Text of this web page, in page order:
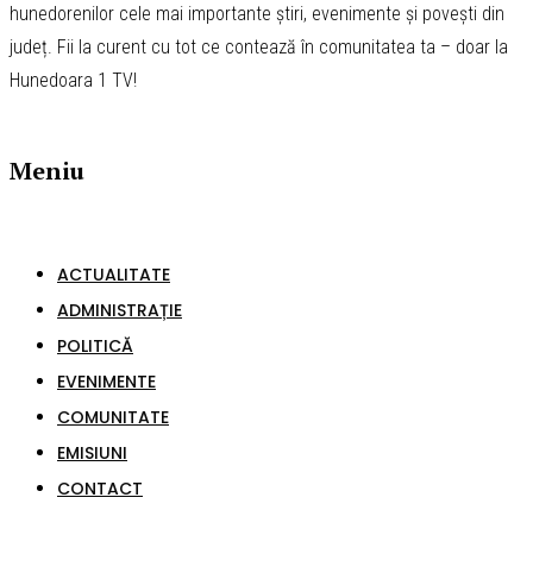
hunedorenilor cele mai importante știri, evenimente și povești din
județ. Fii la curent cu tot ce contează în comunitatea ta – doar la
Hunedoara 1 TV!
Meniu
ACTUALITATE
ADMINISTRAȚIE
POLITICĂ
EVENIMENTE
COMUNITATE
EMISIUNI
CONTACT